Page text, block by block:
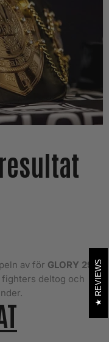
av för GLORY 29:
fighters deltog och
REVIEWS